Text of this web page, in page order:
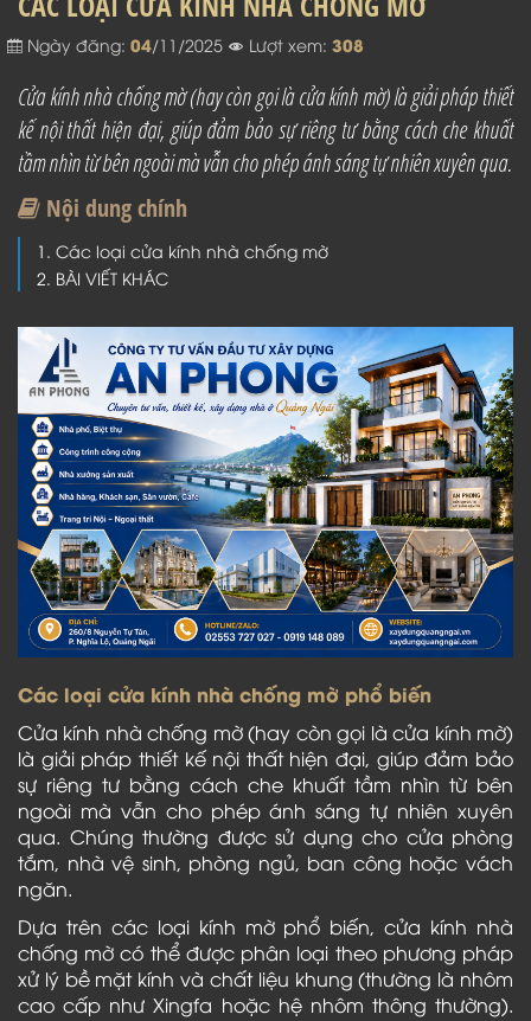
Ngày đăng: 04/11/2025 Lượt xem: 308
Cửa kính nhà chống mờ (hay còn gọi là cửa kính mờ) là giải pháp thiết
kế nội thất hiện đại, giúp đảm bảo sự riêng tư bằng cách che khuất
tầm nhìn từ bên ngoài mà vẫn cho phép ánh sáng tự nhiên xuyên qua.
Nội dung chính
Các loại cửa kính nhà chống mờ
BÀI VIẾT KHÁC
Các loại cửa kính nhà chống mờ phổ biến
Cửa kính nhà chống mờ (hay còn gọi là cửa kính mờ)
là giải pháp thiết kế nội thất hiện đại, giúp đảm bảo
sự riêng tư bằng cách che khuất tầm nhìn từ bên
ngoài mà vẫn cho phép ánh sáng tự nhiên xuyên
qua. Chúng thường được sử dụng cho cửa phòng
tắm, nhà vệ sinh, phòng ngủ, ban công hoặc vách
ngăn.
Dựa trên các loại kính mờ phổ biến, cửa kính nhà
chống mờ có thể được phân loại theo phương pháp
xử lý bề mặt kính và chất liệu khung (thường là nhôm
cao cấp như Xingfa hoặc hệ nhôm thông thường).